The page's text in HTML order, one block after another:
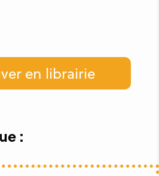
en librairie
: